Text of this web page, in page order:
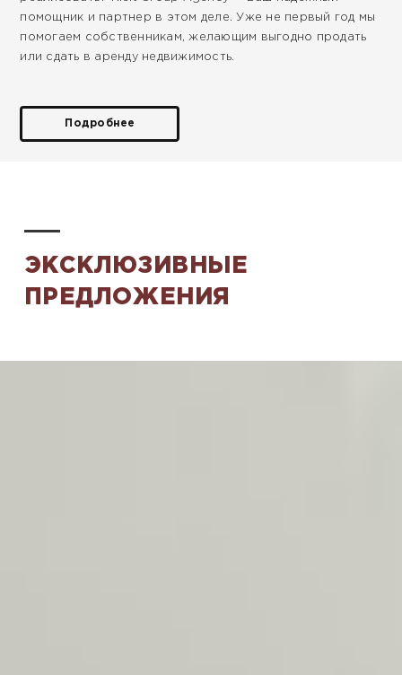
помощник и партнер в этом деле. Уже не первый год мы
помогаем собственникам, желающим выгодно продать
или сдать в аренду недвижимость.
Подробнее
ЭКСКЛЮЗИВНЫЕ
ПРЕДЛОЖЕНИЯ